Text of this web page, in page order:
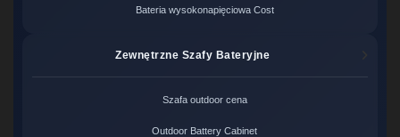
Bateria wysokonapięciowa Cost
Zewnętrzne Szafy Bateryjne
Szafa outdoor cena
Outdoor Battery Cabinet